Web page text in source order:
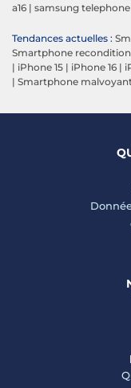
a16 | samsung telephone
Tendances actuelles :
Smartphone
| iPhone 15 | iPhone 16 |
| Smartphone